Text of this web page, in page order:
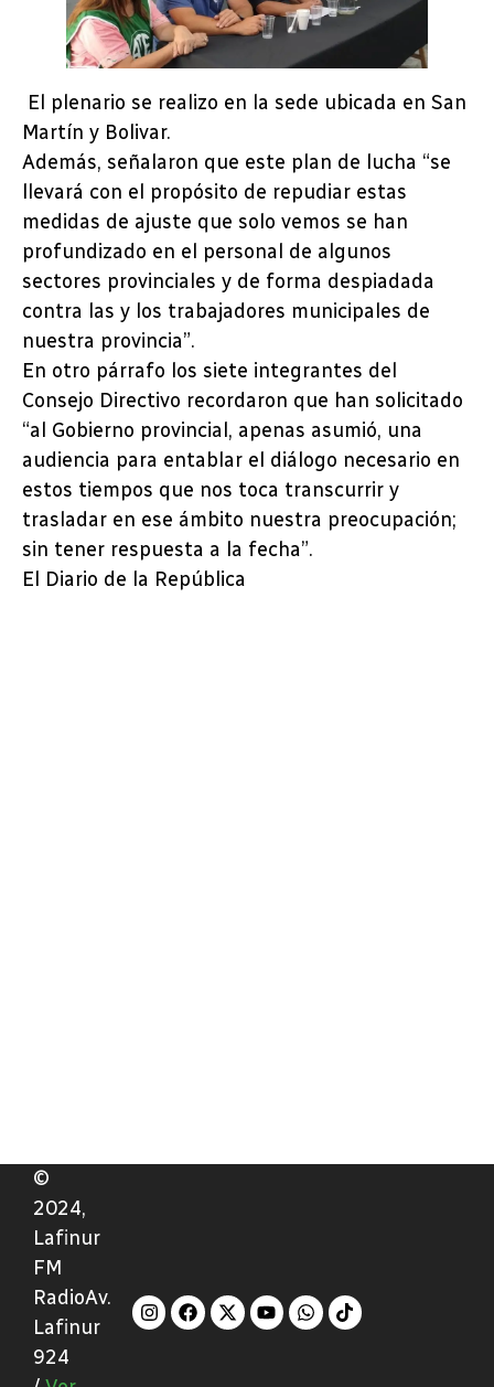
El plenario se realizo en la sede ubicada en San
Martín y Bolivar.
Además, señalaron que este plan de lucha “se
llevará con el propósito de repudiar estas
medidas de ajuste que solo vemos se han
profundizado en el personal de algunos
sectores provinciales y de forma despiadada
contra las y los trabajadores municipales de
nuestra provincia”.
En otro párrafo los siete integrantes del
Consejo Directivo recordaron que han solicitado
“al Gobierno provincial, apenas asumió, una
audiencia para entablar el diálogo necesario en
estos tiempos que nos toca transcurrir y
trasladar en ese ámbito nuestra preocupación;
sin tener respuesta a la fecha”.
El Diario de la República
©
2024,
Lafinur
FM
RadioAv.
Lafinur
924